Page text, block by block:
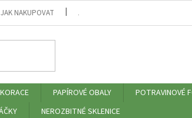
NAKUPOVAT ⚠️ ZÁSADY PRÁCE S OSOBNÍMI
PAPÍROVÉ OBALY
POTRAVINOVÉ
NEROZBITNÉ SKLENICE